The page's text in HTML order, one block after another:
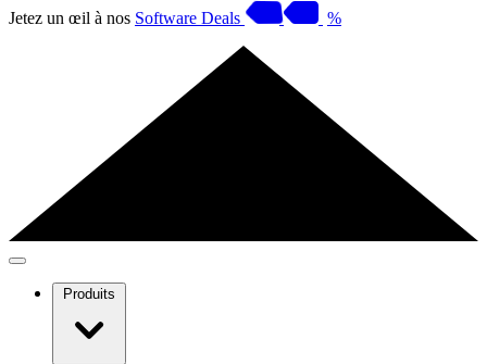
Jetez un œil à nos Software Deals %
Produits